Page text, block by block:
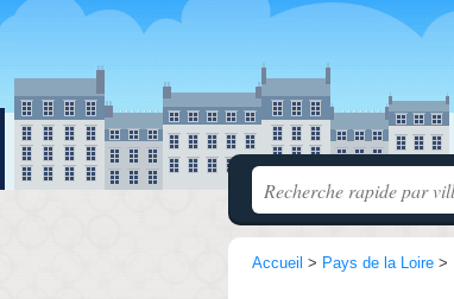
Accueil > Pays de la Loire >